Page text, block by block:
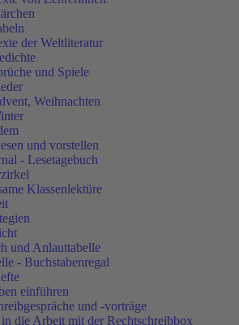
der Weltliteratur
und Spiele
Weihnachten
und vorstellen
- Lesetagebuch
Klassenlektüre
und Anlauttabelle
- Buchstabenregal
einführen
und -vorträge
die Arbeit mit der Rechtschreibbox